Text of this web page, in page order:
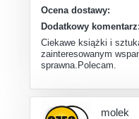
Ocena dostawy:
Dodatkowy komentarz:
Ciekawe książki i
zainteresowanym
sprawna.Polecam.
molek